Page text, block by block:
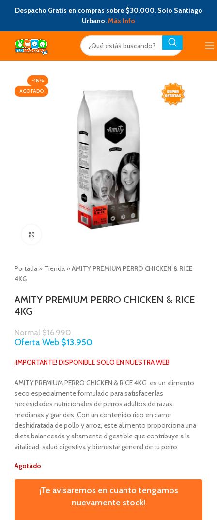
Despacho Gratis en compras sobre $30.000. Solo Santiago
Urbano.Más Info
-18%
AGOTADO
Portada » Tienda »AMITY PREMIUM PERRO CHICKEN & RICE
4KG
AMITY PREMIUM PERRO CHICKEN & RICE
4KG
Normal$16.990
Oferta Web $13.950
¡IMPORTANTE! DISPONIBLE SOLO EN NUESTRA WEB
AMITY PREMIUM PERRO CHICKEN & RICE 4KG es un alimento
seco especialmente formulado para satisfacer las
necesidades nutricionales de perros adultos de razas
medianas y grandes. Con un contenido rico en carne
deshidratada de pollo y arroz, este alimento proporciona una
dieta balanceada y altamente digestible que contribuye a la
vitalidad, salud digestiva y bienestar general de tu perro.
Agotado
¡Te avisaremos en cuanto tengamos
nuevamente stock!